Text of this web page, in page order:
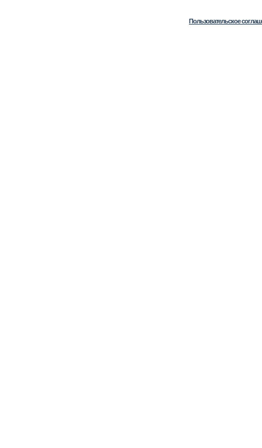
Пользовательское